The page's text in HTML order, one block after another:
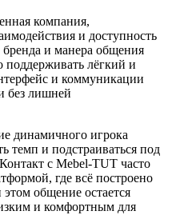
компания,
и доступность
и манера общения
поддерживать лёгкий и
и коммуникации
без лишней
динамичного игрока
темп и подстраиваться под
с Mebel-TUT часто
где всё построено
общение остается
и комфортным для